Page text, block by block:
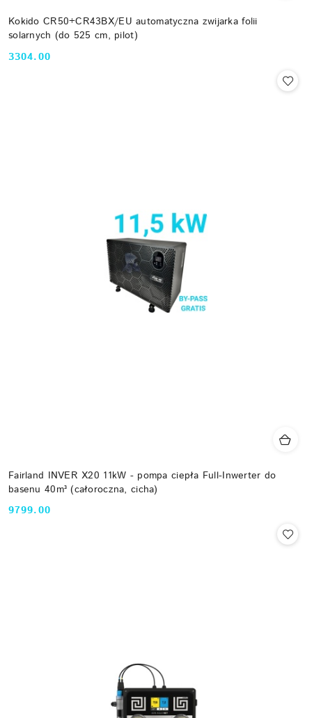
Kokido CR50+CR43BX/EU automatyczna zwijarka folii
solarnych (do 525 cm, pilot)
Cena:
3304.00
Fairland INVER X20 11kW - pompa ciepła Full-Inwerter do
basenu 40m³ (całoroczna, cicha)
Cena:
9799.00